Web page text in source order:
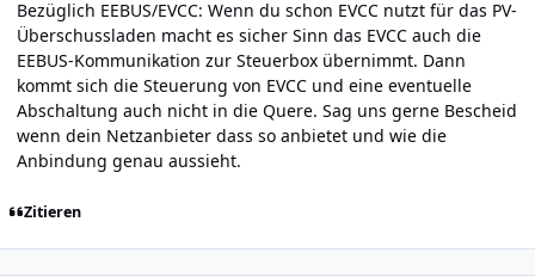
Bezüglich EEBUS/EVCC: Wenn du schon EVCC nutzt für das PV-
Überschussladen macht es sicher Sinn das EVCC auch die
EEBUS-Kommunikation zur Steuerbox übernimmt. Dann
kommt sich die Steuerung von EVCC und eine eventuelle
Abschaltung auch nicht in die Quere. Sag uns gerne Bescheid
wenn dein Netzanbieter dass so anbietet und wie die
Anbindung genau aussieht.
Zitieren